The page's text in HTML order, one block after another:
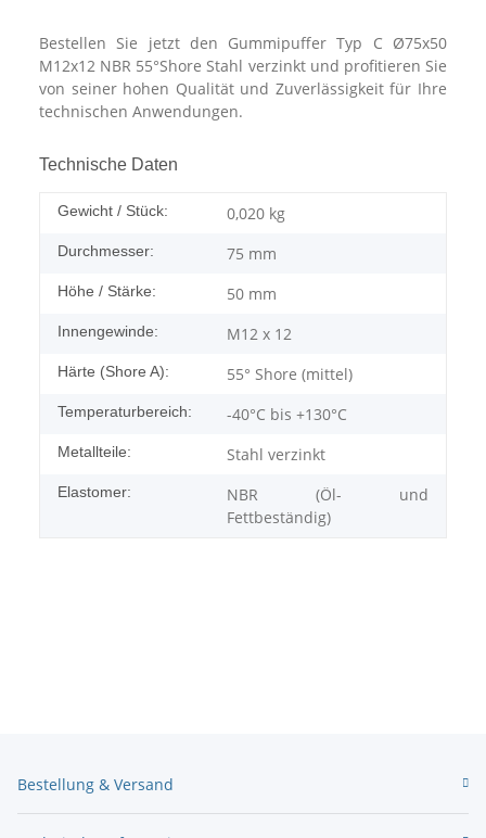
Bestellen Sie jetzt den Gummipuffer Typ C Ø75x50
M12x12 NBR 55°Shore Stahl verzinkt und profitieren Sie
von seiner hohen Qualität und Zuverlässigkeit für Ihre
technischen Anwendungen.
Technische Daten
Gewicht / Stück: 0,020 kg
Durchmesser: 75 mm
Höhe / Stärke: 50 mm
Innengewinde: M12 x 12
Härte (Shore A): 55° Shore (mittel)
Temperaturbereich: -40°C bis +130°C
Metallteile: Stahl verzinkt
Elastomer:
NBR (Öl- und
Fettbeständig)
Bestellung & Versand